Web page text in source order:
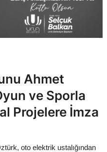
Ahmet
ve Sporla
Projelere İmza
oto elektrik ustalığından